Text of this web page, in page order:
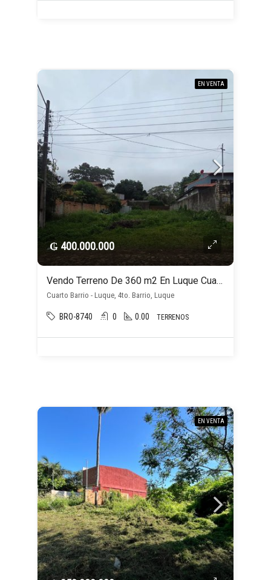
EN VENTA
₲ 400.000.000
Vendo Terreno De 360 m2 En Luque Cuarto Barrio
Cuarto Barrio - Luque, 4to. Barrio, Luque
BRO-8740 0 0.00 TERRENOS
EN VENTA